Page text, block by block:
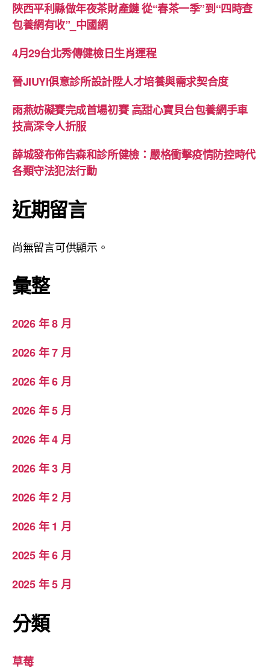
陜西平利縣做年夜茶財產鏈 從“春茶一季”到“四時查
包養網有收”_中國網
4月29台北秀傳健檢日生肖運程
晉JIUYI俱意診所設計陞人才培養與需求契合度
雨燕妨礙賽完成首場初賽 高甜心寶貝台包養網手車
技高深令人折服
薛城發布佈告森和診所健檢：嚴格衝擊疫情防控時代
各類守法犯法行動
近期留言
尚無留言可供顯示。
彙整
2026 年 8 月
2026 年 7 月
2026 年 6 月
2026 年 5 月
2026 年 4 月
2026 年 3 月
2026 年 2 月
2026 年 1 月
2025 年 6 月
2025 年 5 月
分類
草莓